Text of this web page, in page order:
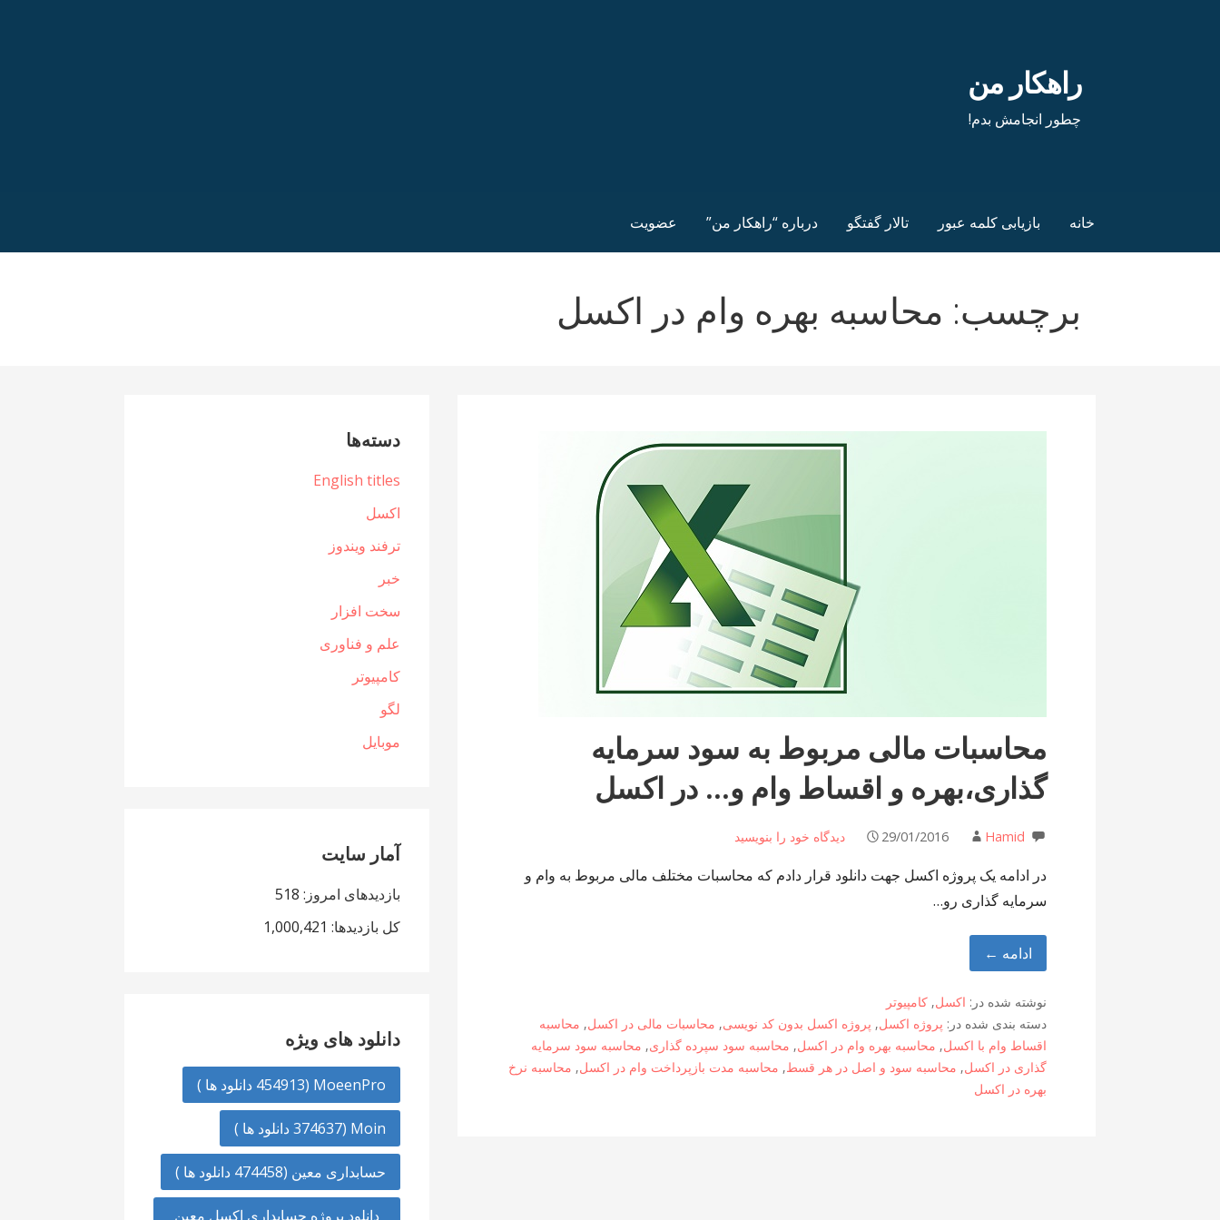
راهکار من
چطور انجامش بدم!
خانه بازیابی کلمه عبور تالار گفتگو درباره “راهکار من” عضویت
برچسب: محاسبه بهره وام در اکسل
محاسبات مالی مربوط به سود سرمایه
گذاری،بهره و اقساط وام و… در اکسل
29/01/2016 Hamid دیدگاه خود را بنویسید
در ادامه یک پروژه اکسل جهت دانلود قرار دادم که محاسبات مختلف مالی مربوط به وام و
سرمایه گذاری رو…
ادامه ←
نوشته شده در: اکسل,کامپیوتر
دسته بندی شده در: پروژه اکسل, پروژه اکسل بدون کد نویسی, محاسبات مالی در اکسل, محاسبه
اقساط وام با اکسل, محاسبه بهره وام در اکسل, محاسبه سود سپرده گذاری, محاسبه سود سرمایه
گذاری در اکسل, محاسبه سود و اصل در هر قسط, محاسبه مدت بازپرداخت وام در اکسل, محاسبه نرخ
بهره در اکسل
دسته‌ها
English titles
اکسل
ترفند ویندوز
خبر
سخت افزار
علم و فناوری
کامپیوتر
لگو
موبایل
آمار سایت
بازدیدهای امروز: 518
کل بازدیدها: 1,000,421
دانلود های ویژه
MoeenPro (454913 دانلود ها )
Moin (374637 دانلود ها )
حسابداری معین (474458 دانلود ها )
دانلود پروژه حسابداری اکسل معین